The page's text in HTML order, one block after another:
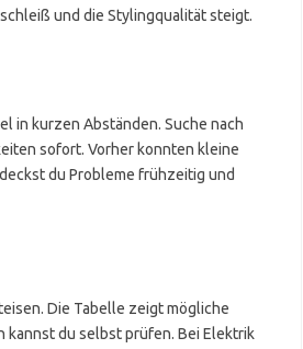
und die Stylingqualität steigt.
in kurzen Abständen. Suche nach
sofort. Vorher konnten kleine
du Probleme frühzeitig und
Die Tabelle zeigt mögliche
kannst du selbst prüfen. Bei Elektrik